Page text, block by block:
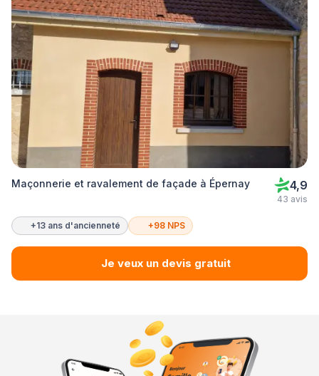
Maçonnerie et ravalement de façade à Épernay 4,9
43 avis
+13 ans d'ancienneté +98 NPS
Je veux un devis gratuit